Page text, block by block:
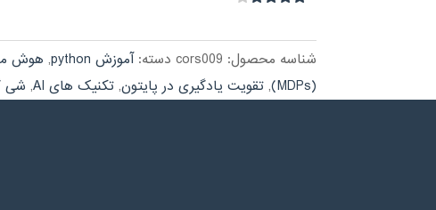
از 5
شناسه محصول: cors009 دسته:آموزش python , هوش
(MDPs)
,تقویت یادگیری در پایتون,تکنیک های AI , شی